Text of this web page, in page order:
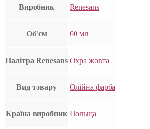
Виробник Renesans
Об’єм 60 мл
Палітра Renesans Охра жовта
Вид товару Олійна фарба
Країна виробник Польща